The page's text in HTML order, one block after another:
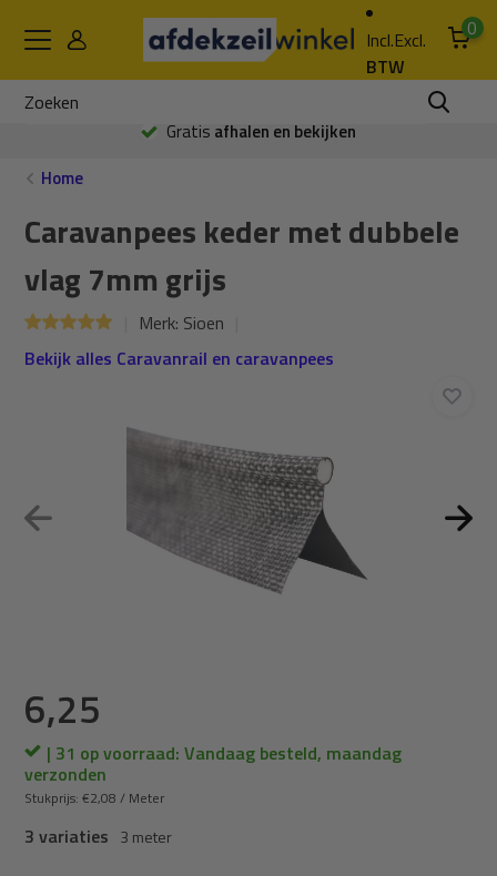
Incl.Excl.
BTW
0
Gratis afhalen en bekijken
Home
Caravanpees keder met dubbele
vlag 7mm grijs
Merk: Sioen
Bekijk alles Caravanrail en caravanpees
6,25
| 31 op voorraad: Vandaag besteld, maandag
verzonden
Stukprijs:€2,08 / Meter
3 variaties 3 meter